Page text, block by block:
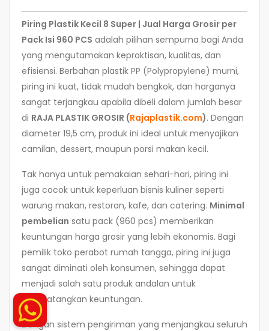
Piring Plastik Kecil 8 Super | Jual Harga Grosir per
Pack Isi 960 PCS adalah pilihan sempurna bagi Anda
yang mengutamakan kepraktisan, kualitas, dan
efisiensi. Berbahan plastik PP (Polypropylene) murni,
piring ini kuat, tidak mudah bengkok, dan harganya
sangat terjangkau apabila dibeli dalam jumlah besar
di RAJA PLASTIK GROSIR (Rajaplastik.com). Dengan
diameter 19,5 cm, produk ini ideal untuk menyajikan
camilan, dessert, maupun porsi makan kecil.
Tak hanya untuk pemakaian sehari-hari, piring ini
juga cocok untuk keperluan bisnis kuliner seperti
warung makan, restoran, kafe, dan catering. Minimal
pembelian satu pack (960 pcs) memberikan
keuntungan harga grosir yang lebih ekonomis. Bagi
pemilik toko perabot rumah tangga, piring ini juga
sangat diminati oleh konsumen, sehingga dapat
menjadi salah satu produk andalan untuk
mendatangkan keuntungan.
Dengan sistem pengiriman yang menjangkau seluruh